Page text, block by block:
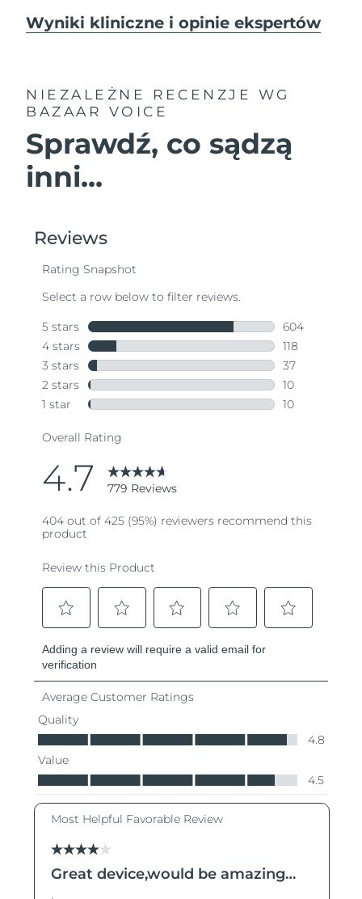
Wyniki kliniczne i opinie ekspertów
NIEZALEŻNE RECENZJE
WG
BAZAAR VOICE
Sprawdź, co sądzą
inni...